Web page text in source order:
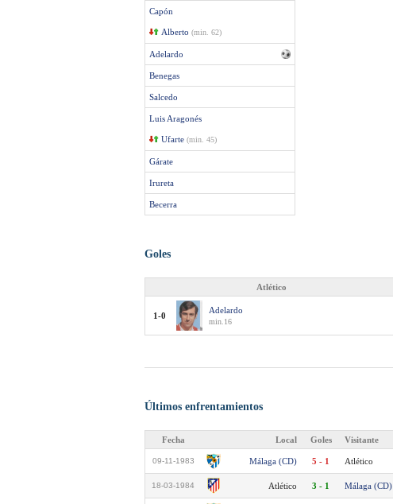
Capón
Alberto (min. 62)
Adelardo
Benegas
Salcedo
Luis Aragonés
Ufarte (min. 45)
Gárate
Irureta
Becerra
Goles
Atlético
1-0
Adelardo
min.16
Últimos enfrentamientos
Fecha Local Goles Visitante
09-11-1983 Málaga (CD) 5 - 1 Atlético
18-03-1984 Atlético 3 - 1 Málaga (CD)